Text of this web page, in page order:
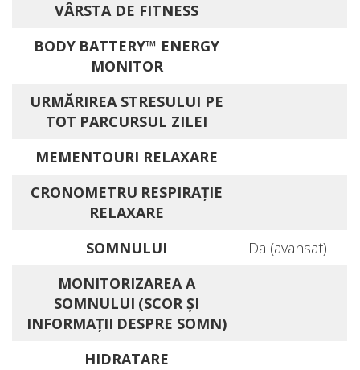
VÂRSTA DE FITNESS
BODY BATTERY™ ENERGY
MONITOR
URMĂRIREA STRESULUI PE
TOT PARCURSUL ZILEI
MEMENTOURI RELAXARE
CRONOMETRU RESPIRAŢIE
RELAXARE
SOMNULUI
Da (avansat)
MONITORIZAREA A
SOMNULUI (SCOR ŞI
INFORMAŢII DESPRE SOMN)
HIDRATARE